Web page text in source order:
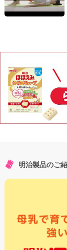
明治製品のご